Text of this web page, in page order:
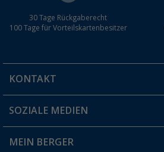
30 Tage Rückgaberecht
100 Tage für Vorteilskartenbesitzer
KONTAKT
Du hast eine Frage?
Filiale finden
SOZIALE MEDIEN
MEIN BERGER